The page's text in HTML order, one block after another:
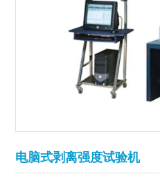
电脑式剥离强度试验机